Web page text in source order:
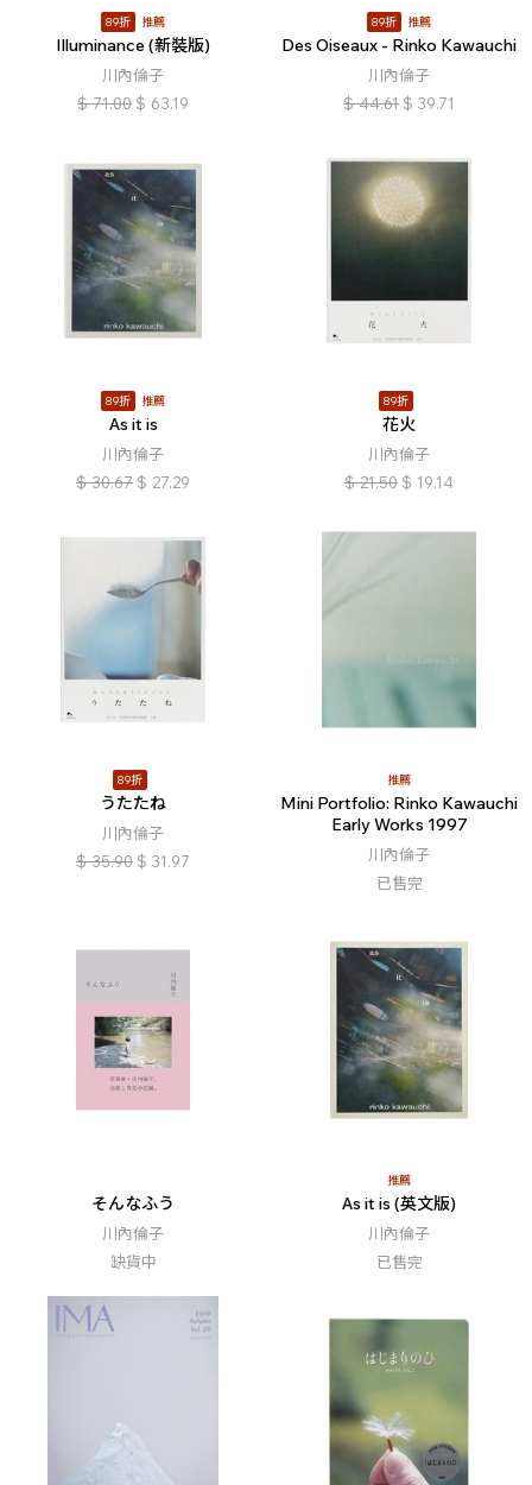
89折 推薦
Illuminance (新裝版)
川內倫子
$ 71.00 $ 63.19
89折 推薦
Des Oiseaux - Rinko Kawauchi
川內倫子
$ 44.61 $ 39.71
89折 推薦
As it is
川內倫子
$ 30.67 $ 27.29
89折
花火
川內倫子
$ 21.50 $ 19.14
89折
うたたね
川內倫子
$ 35.90 $ 31.97
推薦
Mini Portfolio: Rinko Kawauchi
Early Works 1997
川內倫子
已售完
そんなふう
川內倫子
缺貨中
推薦
As it is (英文版)
川內倫子
已售完